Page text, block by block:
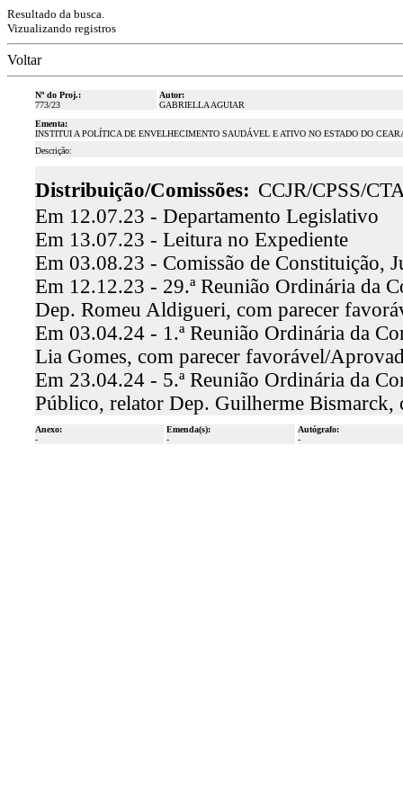
Resultado da busca.
Vizualizando registros
Voltar
Nº do Proj.:
773/23
Autor:
GABRIELLA AGUIAR
Ementa:
INSTITUI A POLÍTICA DE ENVELHECIMENTO SAUDÁVEL E ATIVO NO ESTADO DO
Descrição:
Distribuição/Comissões: CCJR/CPSS/
Em 12.07.23 - Departamento Legislativo
Em 13.07.23 - Leitura no Expediente
Em 03.08.23 - Comissão de Constituição,
Em 12.12.23 - 29.ª Reunião Ordinária da
Dep. Romeu Aldigueri, com parecer
Em 03.04.24 - 1.ª Reunião Ordinária da
Lia Gomes, com parecer favorável/
Em 23.04.24 - 5.ª Reunião Ordinária da
Público, relator Dep. Guilherme
Anexo:
-
Emenda(s):
-
Autógrafo:
-